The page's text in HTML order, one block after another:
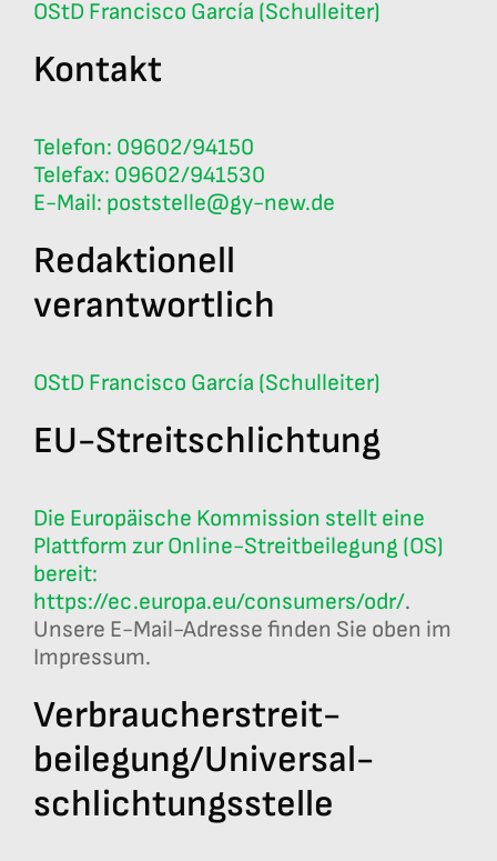
Anmeldung
OStD Francisco García (Schulleiter)
Kontakt
Telefon: 09602/94150
Telefax: 09602/941530
E-Mail: poststelle@gy-new.de
Redaktionell
verantwortlich
OStD Francisco García (Schulleiter)
EU-Streitschlichtung
Die Europäische Kommission stellt eine
Plattform zur Online-Streitbeilegung (OS)
bereit:
https://ec.europa.eu/consumers/odr/.
Unsere E-Mail-Adresse finden Sie oben im
Impressum.
Verbraucher­streit­
beilegung/Universal­
schlichtungs­stelle